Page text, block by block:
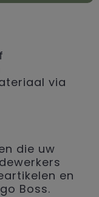
via
die uw
en
Boss.